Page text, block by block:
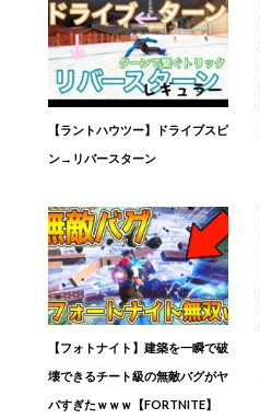
【ラントハウツー】ドライブスピ
ン→リバースターン
【フォトナイト】建築を一瞬で破
壊できるチート級の無敵バグがヤ
バすぎたｗｗｗ【FORTNITE】